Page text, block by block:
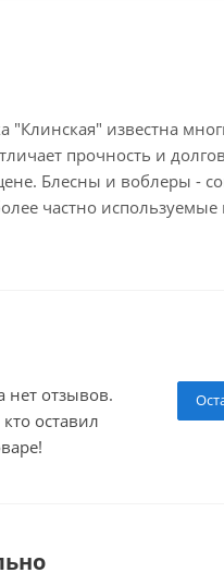
"Клинская" известна
прочность и
Блесны и воблеры -
частно используемые
нет отзывов.
оставил